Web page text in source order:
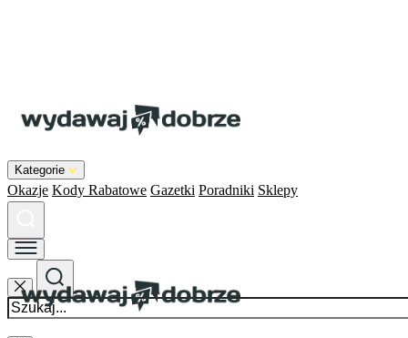
Kategorie
Okazje Kody Rabatowe Gazetki Poradniki Sklepy